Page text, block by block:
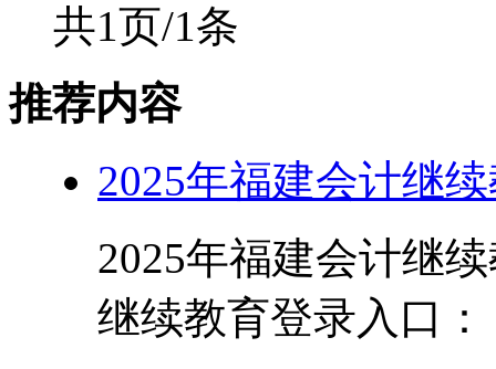
共1页/1条
推荐内容
2025年福建会计继
2025年福建会计继
继续教育登录入口